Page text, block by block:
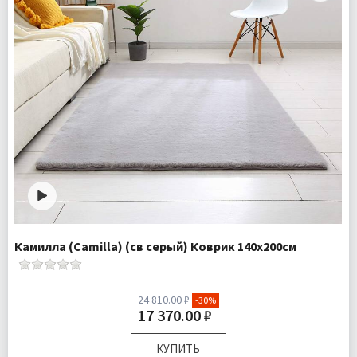
Камилла (Camilla) (св серый) Коврик 140х200см
24 810.00 ₽ -30%
17 370.00 ₽
КУПИТЬ